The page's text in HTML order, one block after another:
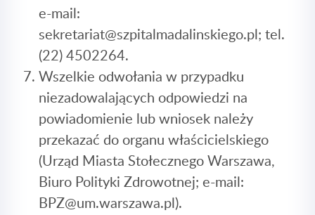
e-mail:
sekretariat@szpitalmadalinskiego.pl; tel.
(22) 4502264.
Wszelkie odwołania w przypadku
niezadowalających odpowiedzi na
powiadomienie lub wniosek należy
przekazać do organu właścicielskiego
(Urząd Miasta Stołecznego Warszawa,
Biuro Polityki Zdrowotnej; e-mail:
BPZ@um.warszawa.pl).